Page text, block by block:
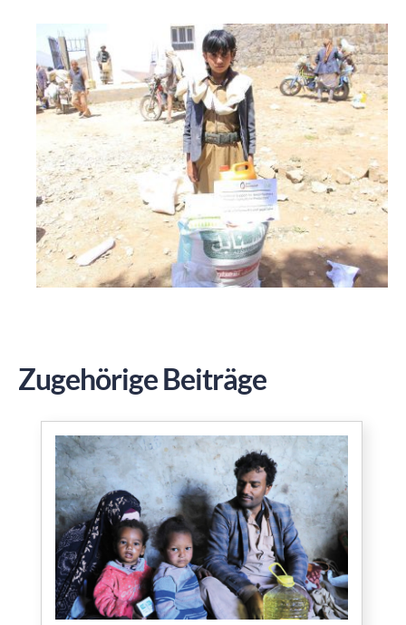
Zugehörige Beiträge